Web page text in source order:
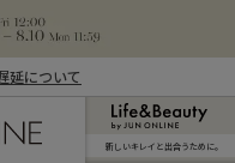
延について
新しいキレイと出合うために。